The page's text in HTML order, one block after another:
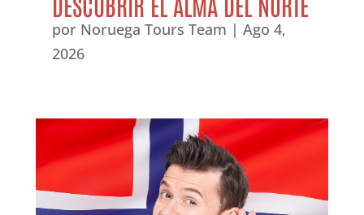
por Noruega Tours Team | Ago 4,
2026